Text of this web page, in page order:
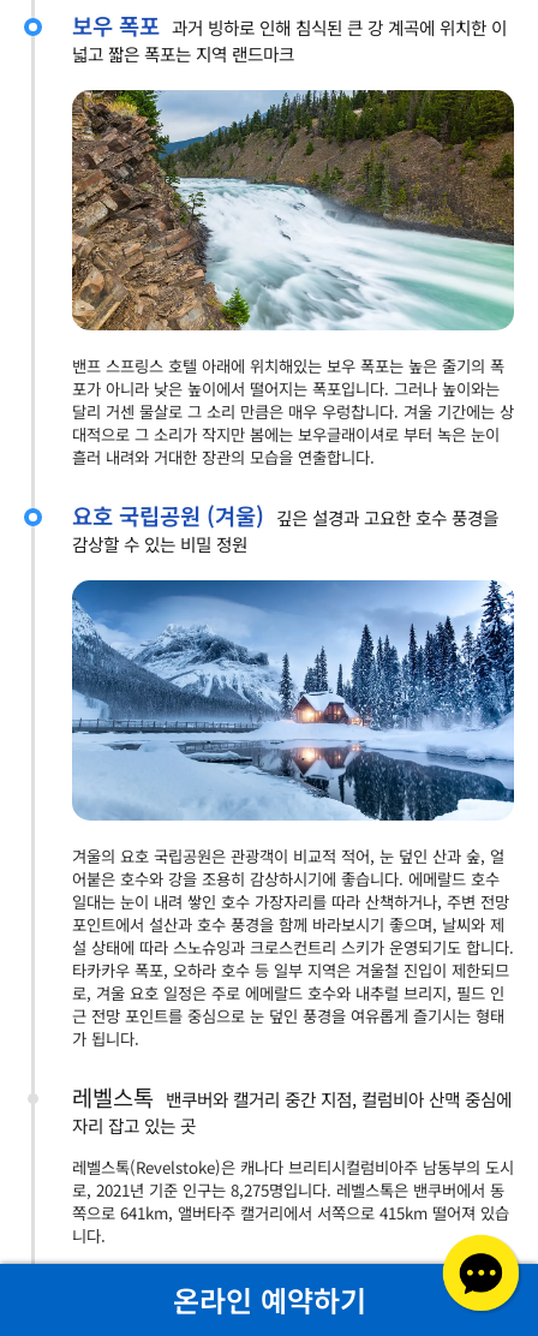
보우 폭포 과거 빙하로 인해 침식된 큰 강 계곡에 위치한 이
넓고 짧은 폭포는 지역 랜드마크
밴프 스프링스 호텔 아래에 위치해있는 보우 폭포는 높은 줄기의 폭
포가 아니라 낮은 높이에서 떨어지는 폭포입니다. 그러나 높이와는
달리 거센 물살로 그 소리 만큼은 매우 우렁찹니다. 겨울 기간에는 상
대적으로 그 소리가 작지만 봄에는 보우글래이셔로 부터 녹은 눈이
흘러 내려와 거대한 장관의 모습을 연출합니다.
요호 국립공원 (겨울) 깊은 설경과 고요한 호수 풍경을
감상할 수 있는 비밀 정원
겨울의 요호 국립공원은 관광객이 비교적 적어, 눈 덮인 산과 숲, 얼
어붙은 호수와 강을 조용히 감상하시기에 좋습니다. 에메랄드 호수
일대는 눈이 내려 쌓인 호수 가장자리를 따라 산책하거나, 주변 전망
포인트에서 설산과 호수 풍경을 함께 바라보시기 좋으며, 날씨와 제
설 상태에 따라 스노슈잉과 크로스컨트리 스키가 운영되기도 합니다.
타카카우 폭포, 오하라 호수 등 일부 지역은 겨울철 진입이 제한되므
로, 겨울 요호 일정은 주로 에메랄드 호수와 내추럴 브리지, 필드 인
근 전망 포인트를 중심으로 눈 덮인 풍경을 여유롭게 즐기시는 형태
가 됩니다.
레벨스톡 밴쿠버와 캘거리 중간 지점, 컬럼비아 산맥 중심에
자리 잡고 있는 곳
레벨스톡(Revelstoke)은 캐나다 브리티시컬럼비아주 남동부의 도시
로, 2021년 기준 인구는 8,275명입니다. 레벨스톡은 밴쿠버에서 동
쪽으로 641km, 앨버타주 캘거리에서 서쪽으로 415km 떨어져 있습
니다.
여유로운 전원생활을 즐길 수 있는 매력적인 호반 도
온라인 예약하기